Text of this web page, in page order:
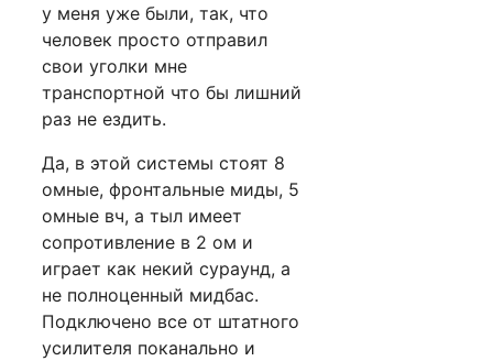
у меня уже были, так, что
человек просто отправил
свои уголки мне
транспортной что бы лишний
раз не ездить.
Да, в этой системы стоят 8
омные, фронтальные миды, 5
омные вч, а тыл имеет
сопротивление в 2 ом и
играет как некий сураунд, а
не полноценный мидбас.
Подключено все от штатного
усилителя поканально и